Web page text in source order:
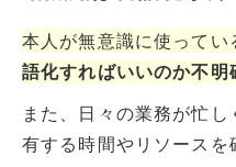
本人が無意識に使ってい
語化すればいいのか不明
また、日々の業務が忙
有する時間やリソース